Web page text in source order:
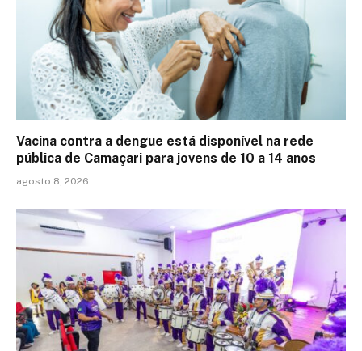
Vacina contra a dengue está disponível na rede
pública de Camaçari para jovens de 10 a 14 anos
agosto 8, 2026